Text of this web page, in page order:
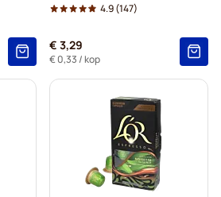
4.9(147)
€ 3,29
€ 0,33 / kop